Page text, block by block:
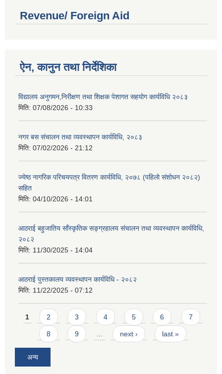
Revenue/ Foreign Aid
ऐन, कानुन तथा निर्देशिका
विद्यालय अनुगमन,निरीक्षण तथा शिक्षक पेशागत सहयोग कार्यविधि २०८३
मिति: 07/08/2026 - 10:33
नगर बस संचालन तथा व्यवस्थापन कार्यविधि, २०८३
मिति: 07/02/2026 - 21:12
ज्येष्ठ नागरिक परिचयपत्र वितरण कार्यविधि, २०७८ (पहिलो संशोधन २०८२)
सहित
मिति: 04/10/2026 - 14:01
आठराई बहुजातिय साँस्कृतिक सङ्ग्रहालय संचालन तथा व्यवस्थापन कार्यविधि,
२०८२
मिति: 11/30/2025 - 14:04
आठराई पुस्तकालय व्यवस्थापन कार्यविधि - २०८२
मिति: 11/22/2025 - 07:12
Pages
1 2 3 4 5 6 7
8 9 … next › last »
अन्य